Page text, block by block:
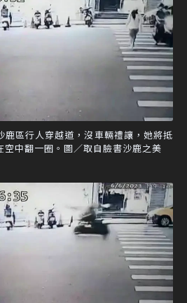
鹿區行人穿越道，沒車輛禮讓，她將抵
中翻一圈。圖／取自臉書沙鹿之美